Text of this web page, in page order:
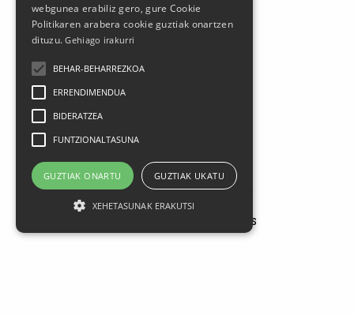
Larrasoloeta, 3 48200 Durango
Tel.: 94 681 80 66
gerediaga@durangokoazoka.eus
webgunea erabiliz gero, gure Cookie
Politikaren arabera cookie guztiak onartzen
dituzu.Gehiago irakurri
BEHAR-BEHARREZKOA
ERRENDIMENDUA
BIDERATZEA
FUNTZIONALTASUNA
GUZTIAK ONARTU GUZTIAK UKATU
XEHETASUNAK ERAKUTSI